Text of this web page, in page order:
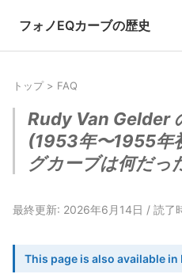
フォノEQカーブの歴史
トップ> FAQ
Rudy Van Gelder
(1953年〜1955年
グカーブは何だっ
最終更新: 2026年6月14日 読了
This page is also available